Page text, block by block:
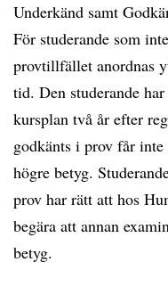
Underkänd samt
För studerande som
provtillfället anordnas
tid. Den studerande
kursplan två år efter
godkänts i prov får
högre betyg.
prov har rätt att hos
begära att annan
betyg.